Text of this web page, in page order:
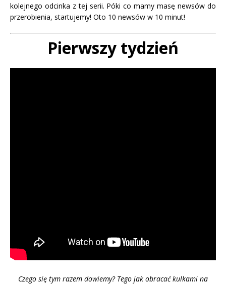
kolejnego odcinka z tej serii. Póki co mamy masę newsów do
przerobienia, startujemy! Oto 10 newsów w 10 minut!
Pierwszy tydzień
Czego się tym razem dowiemy? Tego jak obracać kulkami na